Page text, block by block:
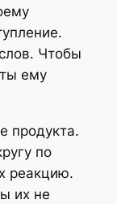
Чтобы
ему
продукта.
по
реакцию.
их не